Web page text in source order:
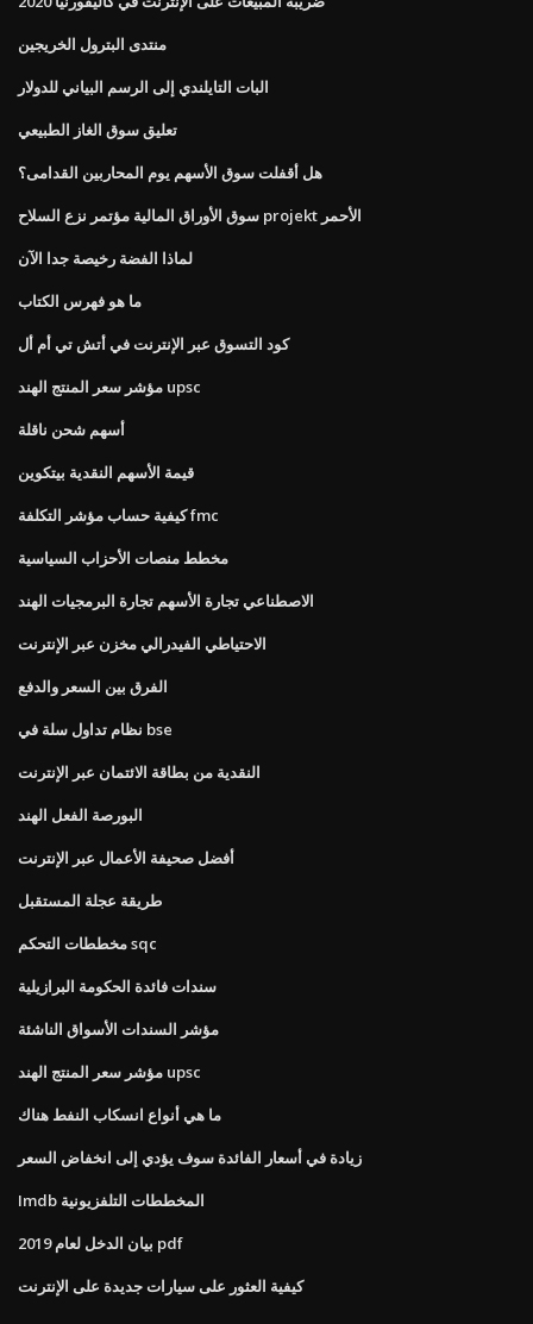
منتدى البترول الخريجين
البات التايلندي إلى الرسم البياني للدولار
تعليق سوق الغاز الطبيعي
هل أقفلت سوق الأسهم يوم المحاربين القدامى؟
سوق الأوراق المالية مؤتمر نزع السلاح projekt الأحمر
لماذا الفضة رخيصة جدا الآن
ما هو فهرس الكتاب
كود التسوق عبر الإنترنت في أتش تي أم أل
مؤشر سعر المنتج الهند upsc
أسهم شحن ناقلة
قيمة الأسهم النقدية بيتكوين
كيفية حساب مؤشر التكلفة fmc
مخطط منصات الأحزاب السياسية
الاصطناعي تجارة الأسهم تجارة البرمجيات الهند
الاحتياطي الفيدرالي مخزن عبر الإنترنت
الفرق بين السعر والدفع
نظام تداول سلة في bse
النقدية من بطاقة الائتمان عبر الإنترنت
البورصة الفعل الهند
أفضل صحيفة الأعمال عبر الإنترنت
طريقة عجلة المستقبل
مخططات التحكم sqc
سندات فائدة الحكومة البرازيلية
مؤشر السندات الأسواق الناشئة
مؤشر سعر المنتج الهند upsc
ما هي أنواع انسكاب النفط هناك
زيادة في أسعار الفائدة سوف يؤدي إلى انخفاض السعر
Imdb المخططات التلفزيونية
بيان الدخل لعام 2019 pdf
كيفية العثور على سيارات جديدة على الإنترنت